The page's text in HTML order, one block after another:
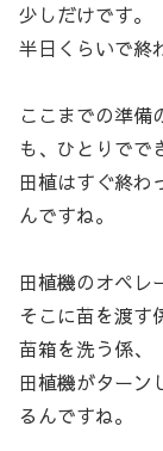
少しだけです。
半日くらいで終
ここまでの準備
も、ひとりでで
田植はすぐ終わ
んですね。
田植機のオペレ
そこに苗を渡す
苗箱を洗う係、
田植機がター
るんですね。